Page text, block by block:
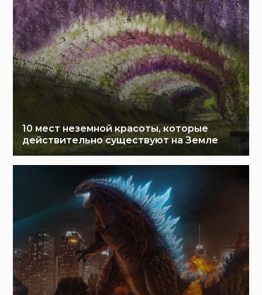
10 мест неземной красоты, которые
действительно существуют на Земле